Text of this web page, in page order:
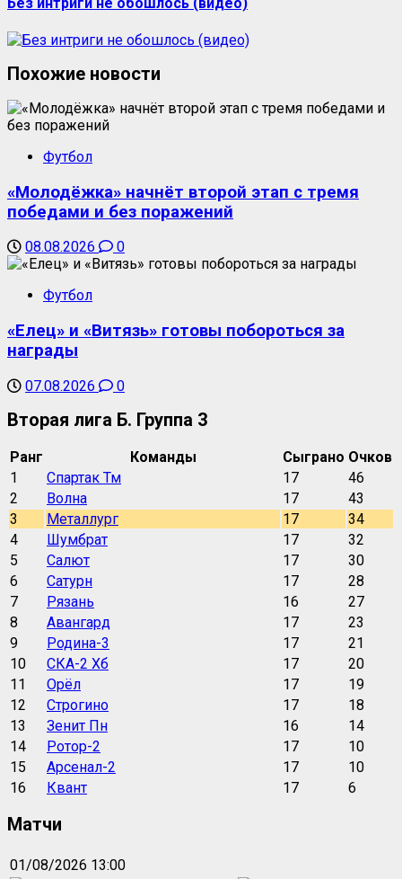
Без интриги не обошлось (видео)
Похожие новости
Футбол
«Молодёжка» начнёт второй этап с тремя
победами и без поражений
08.08.2026 0
Футбол
«Елец» и «Витязь» готовы побороться за
награды
07.08.2026 0
Вторая лига Б. Группа 3
Ранг Команды Сыграно Очков
1
Спартак Тм 17
46
2
Волна 17
43
3
Металлург 17
34
4
Шумбрат 17
32
5
Салют 17
30
6
Сатурн 17
28
7
Рязань 16
27
8
Авангард 17
23
9
Родина-3 17
21
10
СКА-2 Хб 17
20
11
Орёл 17
19
12
Строгино 17
18
13
Зенит Пн 16
14
14
Ротор-2 17
10
15
Арсенал-2 17
10
16
Квант 17 6
Матчи
01/08/2026 13:00